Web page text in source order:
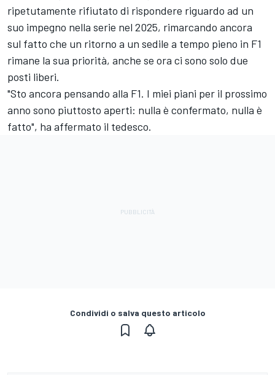
ripetutamente rifiutato di rispondere riguardo ad un
suo impegno nella serie nel 2025, rimarcando ancora
sul fatto che un ritorno a un sedile a tempo pieno in F1
rimane la sua priorità, anche se ora ci sono solo due
posti liberi.
"Sto ancora pensando alla F1. I miei piani per il prossimo
anno sono piuttosto aperti: nulla è confermato, nulla è
fatto", ha affermato il tedesco.
Condividi o salva questo articolo